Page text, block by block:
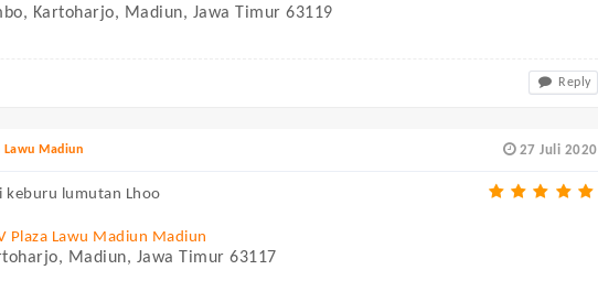
Kartoharjo, Madiun, Jawa Timur 63119
Reply
27 Juli 2020
Lawu Madiun
keburu lumutan Lhoo
Plaza Lawu Madiun Madiun
Madiun, Jawa Timur 63117